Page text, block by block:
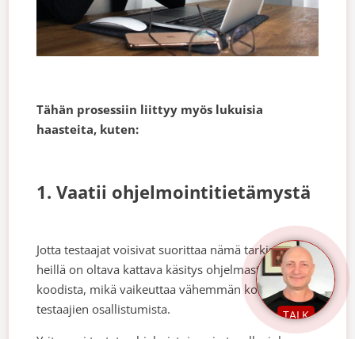
Tähän prosessiin liittyy myös lukuisia
haasteita, kuten:
1. Vaatii ohjelmointitietämystä
Jotta testaajat voisivat suorittaa nämä tarkistukset,
heillä on oltava kattava käsitys ohjelmasta ja
koodista, mikä vaikeuttaa vähemmän kokeneiden
testaajien osallistumista.
TALK